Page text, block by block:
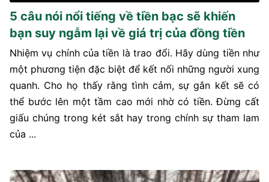
5 câu nói nổi tiếng về tiền bạc sẽ khiến
bạn suy ngẫm lại về giá trị của đồng tiền
Nhiệm vụ chính của tiền là trao đổi. Hãy dùng tiền như
một phương tiện đặc biệt để kết nối những người xung
quanh. Cho họ thấy rằng tình cảm, sự gắn kết sẽ có
thể bước lên một tầm cao mới nhờ có tiền. Đừng cất
giấu chúng trong két sắt hay trong chính sự tham lam
của ...